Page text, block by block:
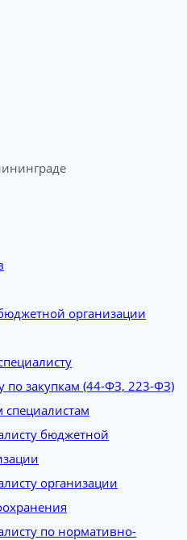
организации
по закупкам (44-ФЗ, 223-ФЗ)
бюджетной
организации
по нормативно-